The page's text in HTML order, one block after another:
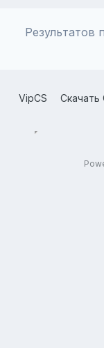
Результатов
VipCS Скачать